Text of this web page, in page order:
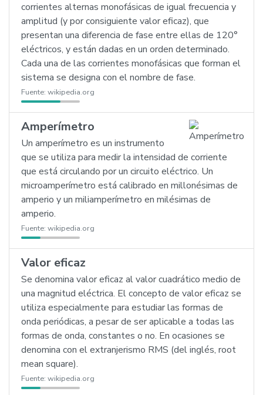
corrientes alternas monofásicas de igual frecuencia y
amplitud (y por consiguiente valor eficaz), que
presentan una diferencia de fase entre ellas de 120°
eléctricos, y están dadas en un orden determinado.
Cada una de las corrientes monofásicas que forman el
sistema se designa con el nombre de fase.
Fuente: wikipedia.org
Amperímetro
Un amperímetro es un instrumento
que se utiliza para medir la intensidad de corriente
que está circulando por un circuito eléctrico. Un
microamperímetro está calibrado en millonésimas de
amperio y un miliamperímetro en milésimas de
amperio.
Fuente: wikipedia.org
Valor eficaz
Se denomina valor eficaz al valor cuadrático medio de
una magnitud eléctrica. El concepto de valor eficaz se
utiliza especialmente para estudiar las formas de
onda periódicas, a pesar de ser aplicable a todas las
formas de onda, constantes o no. En ocasiones se
denomina con el extranjerismo RMS (del inglés, root
mean square).
Fuente: wikipedia.org